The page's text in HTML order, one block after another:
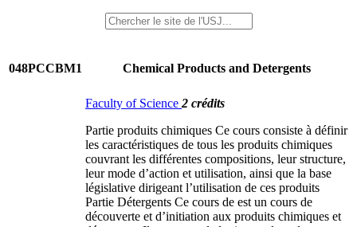
048PCCBM1 Chemical Products and Detergents
Faculty of Science 2 crédits
Partie produits chimiques Ce cours consiste à définir
les caractéristiques de tous les produits chimiques
couvrant les différentes compositions, leur structure,
leur mode d’action et utilisation, ainsi que la base
législative dirigeant l’utilisation de ces produits
Partie Détergents Ce cours de est un cours de
découverte et d’initiation aux produits chimiques et